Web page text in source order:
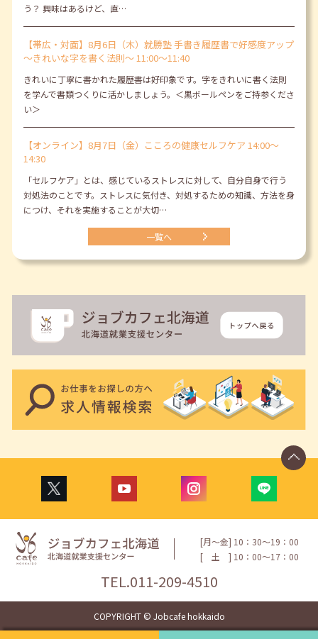
う？ 興味はあるけど、直…
【帯広・対面】8月6日（木）就勝塾 手書き履歴書で好感度アップ
～きれいな字を書く法則～ 11:00～11:40
きれいに丁寧に書かれた履歴書は好印象です。字をきれいに書く法則
を学んで書類つくりに活かしましょう。＜黒ボールペンをご持参くださ
い＞
【オンライン】8月7日（金）こころの健康セルフケア 14:00～
14:30
「セルフケア」とは、感じているストレスに対して、自分自身で行う
対処法のことです。ストレスに気付き、対処するための知識、方法を身
につけ、それを実施することが大切…
一覧へ
[月〜金] 10：30〜19：00
[
土 ] 10：00〜17：00
TEL.011-209-4510
COPYRIGHT © Jobcafe hokkaido